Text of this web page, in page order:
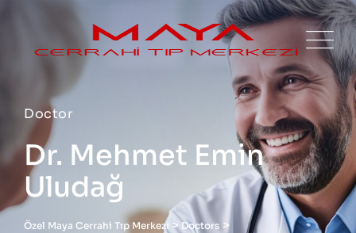
Doctor
Dr. Mehmet Emin
Uludağ
Özel Maya Cerrahi Tıp Merkezi >Doctors >